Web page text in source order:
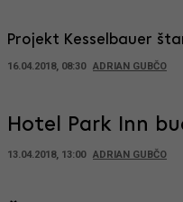
Projekt Kesselbauer
16.04.2018, 08:30 ADRIAN GUBČO
Hotel Park Inn
13.04.2018, 13:00 ADRIAN GUBČO